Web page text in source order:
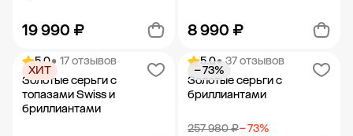
19 990 ₽
Добавить в корзину
8 990 ₽
Добавить в корзину
5.0• 17 отзывов
Золотые серьги с
топазами Swiss и
бриллиантами
ХИТ
5.0• 37 отзывов
Золотые серьги с
бриллиантами
257 980 ₽− 73%
− 73%